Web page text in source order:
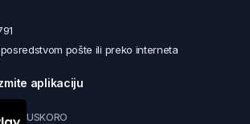
pošte ili preko interneta
aplikaciju
USKORO